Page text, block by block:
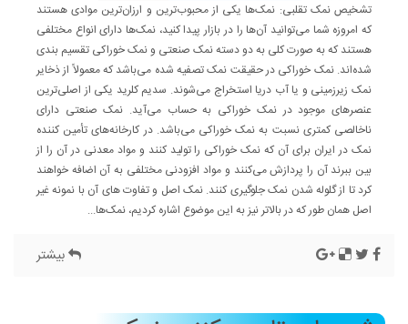
تشخیص نمک تقلبی: نمک‌ها یکی از محبوب‌ترین و ارزان‌ترین موادی هستند
که امروزه شما می‌توانید آن‌ها را در بازار پیدا کنید، نمک‌ها دارای انواع مختلفی
هستند که به صورت کلی به دو دسته نمک صنعتی و نمک خوراکی تقسیم بندی
شده‌اند. نمک خوراکی در حقیقت نمک تصفیه شده می‌باشد که معمولاً از ذخایر
نمک زیرزمینی و یا آب دریا استخراج می‌شوند. سدیم کلرید یکی از اصلی‌ترین
عنصرهای موجود در نمک خوراکی به حساب می‌آید. نمک صنعتی دارای
ناخالصی کمتری نسبت به نمک خوراکی می‌باشد. در کارخانه‌های تأمین کننده
نمک در ایران برای آن که نمک خوراکی را تولید کنند و مواد معدنی در آن را از
بین ببرند آن را پردازش می‌کنند و مواد افزودنی مختلفی به آن اضافه خواهند
کرد تا از گلوله شدن نمک جلوگیری کنند. نمک اصل و تفاوت های آن با نمونه غیر
اصل همان طور که در بالاتر نیز به این موضوع اشاره کردیم، نمک‌ها...
بیشتر